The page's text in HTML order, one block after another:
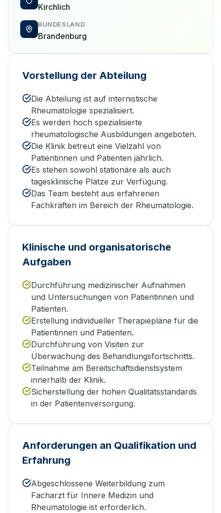
Kirchlich
BUNDESLAND
Brandenburg
Vorstellung der Abteilung
Die Abteilung ist auf internistische
Rheumatologie spezialisiert.
Es werden hoch spezialisierte
rheumatologische Ausbildungen angeboten.
Die Klinik betreut eine Vielzahl von
Patientinnen und Patienten jährlich.
Es stehen sowohl stationäre als auch
tagesklinische Plätze zur Verfügung.
Das Team besteht aus erfahrenen
Fachkräften im Bereich der Rheumatologie.
Klinische und organisatorische
Aufgaben
Durchführung medizinischer Aufnahmen
und Untersuchungen von Patientinnen und
Patienten.
Erstellung individueller Therapiepläne für die
Patientinnen und Patienten.
Durchführung von Visiten zur
Überwachung des Behandlungsfortschritts.
Teilnahme am Bereitschaftsdienstsystem
innerhalb der Klinik.
Sicherstellung der hohen Qualitätsstandards
in der Patientenversorgung.
Anforderungen an Qualifikation und
Erfahrung
Abgeschlossene Weiterbildung zum
Facharzt für Innere Medizin und
Rheumatologie ist erforderlich.